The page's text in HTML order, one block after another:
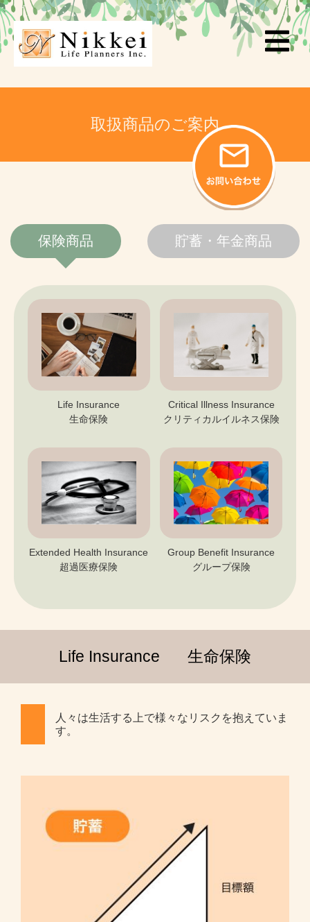
取扱商品のご案内
保険商品 貯蓄・年金商品
Life Insurance
生命保険
Critical Illness Insurance
クリティカルイルネス保険
Extended Health Insurance
超過医療保険
Group Benefit Insurance
グループ保険
Life Insurance 生命保険
人々は生活する上で様々なリスクを抱えていま
す。